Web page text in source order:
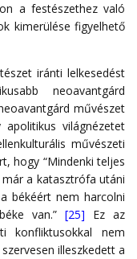
a festészethez való
kimerülése figyelhető
iránti lelkesedést
neoavantgárd
művészet
világnézetet
művészeti
hogy “Mindenki teljes
a katasztrófa utáni
békéért nem harcolni
van.” [25] Ez az
konfliktusokkal nem
illeszkedett a